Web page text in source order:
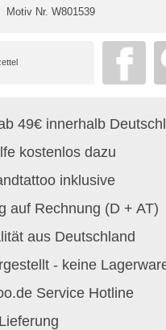
Motiv Nr. W801539
49€ innerhalb
kostenlos dazu
inklusive
auf Rechnung (D + AT)
aus Deutschland
- keine
Service Hotline